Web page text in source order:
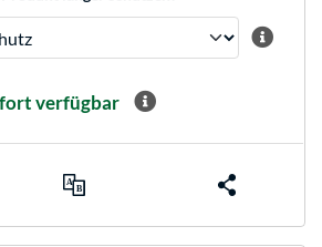
verfügbar